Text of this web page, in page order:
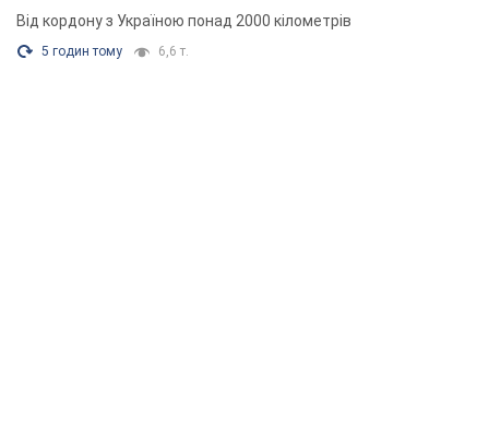
Від кордону з Україною понад 2000 кілометрів
5 годин тому 6,6 т.